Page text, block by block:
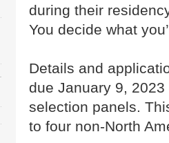
during their
You decide what
Details and
due January 9,
selection panels.
to four non-North